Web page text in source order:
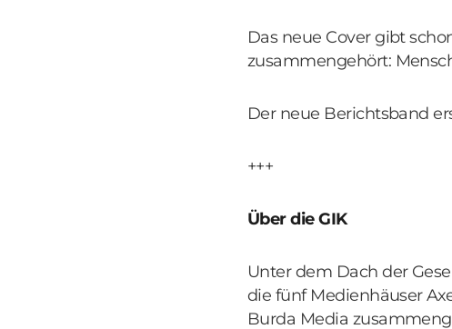
Das neue Cover gibt
zusammengehört:
Der neue Berichtsband
+++
Über die GIK
Unter dem Dach der
die fünf Medienhäuser
Burda Media